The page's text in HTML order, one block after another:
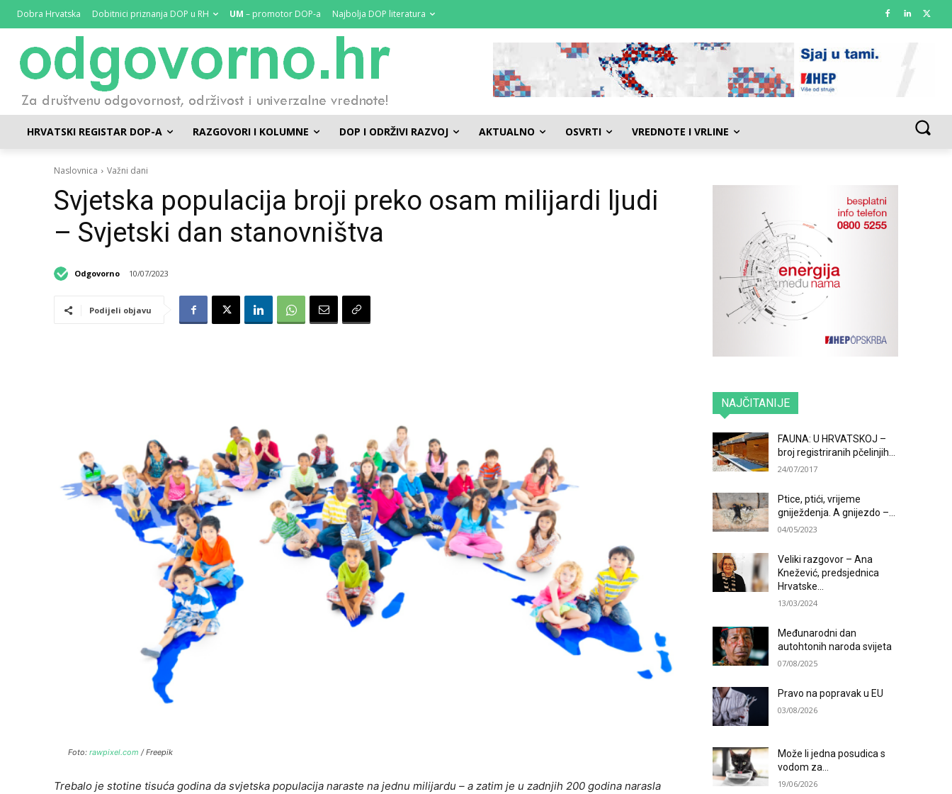
Dobra Hrvatska Dobitnici priznanja DOP u RH UM – promotor DOP-a Najbolja DOP literatura
HRVATSKI REGISTAR DOP-A RAZGOVORI I KOLUMNE DOP I ODRŽIVI RAZVOJ AKTUALNO OSVRTI VREDNOTE I VRLINE
Naslovnica Važni dani
Svjetska populacija broji preko osam milijardi ljudi
– Svjetski dan stanovništva
Odgovorno 10/07/2023
Podijeli objavu
Foto: rawpixel.com / Freepik
Trebalo je stotine tisuća godina da svjetska populacija naraste na jednu milijardu – a zatim je u zadnjih 200 godina narasla
NAJČITANIJE
FAUNA: U HRVATSKOJ –
broj registriranih pčelinjih...
24/07/2017
Ptice, ptići, vrijeme
gniježdenja. A gnijezdo –...
04/05/2023
Veliki razgovor – Ana
Knežević, predsjednica
Hrvatske...
13/03/2024
Međunarodni dan
autohtonih naroda svijeta
07/08/2025
Pravo na popravak u EU
03/08/2026
Može li jedna posudica s
vodom za...
19/06/2026